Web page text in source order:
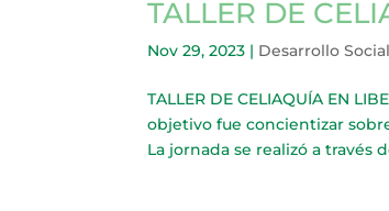
TALLER DE
Nov 29, 2023 | Desarrollo
TALLER DE CELIAQUÍA EN
objetivo fue concientizar
La jornada se realizó a través